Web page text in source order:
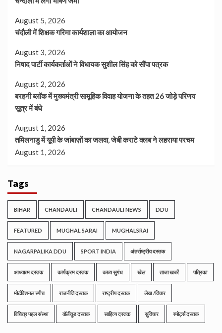
August 5, 2026
चंदौली में शिक्षक गरिमा कार्यशाला का आयोजन
August 3, 2026
निषाद पार्टी कार्यकर्ताओं ने विधायक सुशील सिंह को सौंपा पत्रक
August 2, 2026
बरहनी ब्लॉक में मुख्यमंत्री सामूहिक विवाह योजना के तहत 26 जोड़े परिणय
सूत्र में बंधे
August 1, 2026
तमिलनाडु में यूपी के जांबाज़ों का जलवा, जेबी कराटे क्लब ने लहराया परचम
August 1, 2026
Tags
BIHAR CHANDAULI CHANDAULI NEWS DDU
FEATURED MUGHAL SARAI MUGHALSRAI
NAGARPALIKA DDU SPORT INDIA अंतर्राष्ट्रीय दस्तक
आध्यात्म दस्तक कार्यक्रम दस्तक काव्य सुगंध खेल ताजा खबरें पत्रिका
मोटीवेशनल स्पीच राजनीति दस्तक राष्ट्रीय दस्तक लेख /विचार
विचित्र पहल संस्था वॉलीवुड दस्तक साहित्य दस्तक सुविचार स्पोर्ट्स दस्तक